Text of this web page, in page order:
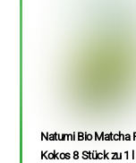
Natumi Bio Matcha
Kokos 8 Stück zu 1 l